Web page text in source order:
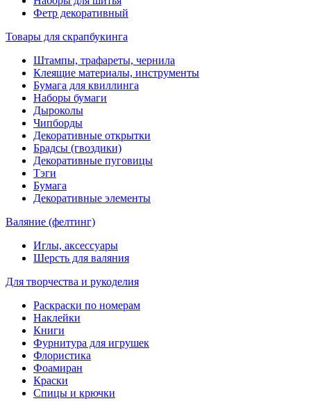
Фетр декоративный
Товары для скрапбукинга
Штампы, трафареты, чернила
Клеящие материалы, инструменты
Бумага для квиллинга
Наборы бумаги
Дыроколы
Чипборды
Декоративные открытки
Брадсы (гвоздики)
Декоративные пуговицы
Тэги
Бумага
Декоративные элементы
Валяние (фелтинг)
Иглы, аксессуары
Шерсть для валяния
Для творчества и рукоделия
Раскраски по номерам
Наклейки
Книги
Фурнитура для игрушек
Флористика
Фоамиран
Краски
Спицы и крючки